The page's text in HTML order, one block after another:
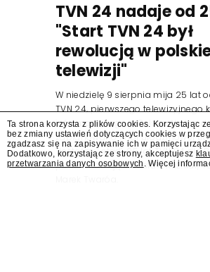
TVN 24 nadaje od
"Start TVN 24 był
rewolucją w
telewizji"
W niedzielę 9 sierpnia mija 25 lat
TVN 24, pierwszego telewizyjnego
informacyjnego w Polsce. Na ten
zaplanowano finał urodzinowej
"Jesteśmy stąd". 25 lat TVN 24 dla
podsumowują Jarosław Kuźniar,
Ta strona korzysta z plików cookies. Korzystając
bez zmiany ustawień dotyczących cookies w
zgadzasz się na zapisywanie ich w pamięci
Dodatkowo, korzystając ze strony, akceptujesz
przetwarzania danych osobowych . Więcej